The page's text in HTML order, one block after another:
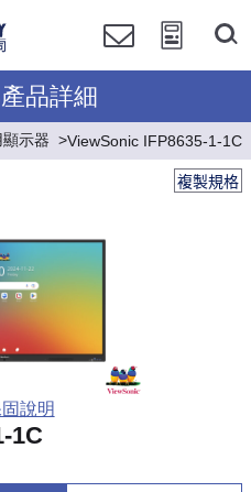
品詳細
示器 ViewSonic IFP8635-1-1C
複製規格
說明
1C